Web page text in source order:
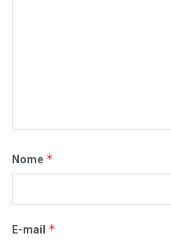
Nome *
E-mail *